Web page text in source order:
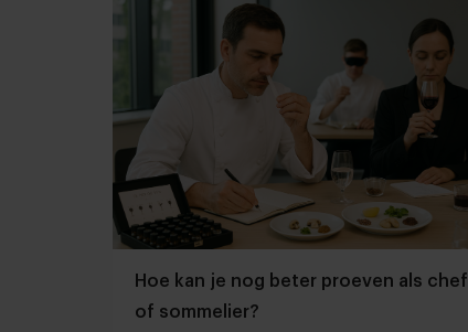
Hoe kan je nog beter proeven als chef
of sommelier?